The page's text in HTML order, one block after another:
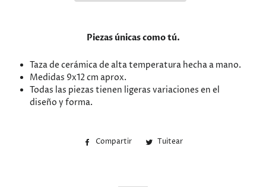
Piezas únicas como tú.
Taza de cerámica de alta temperatura hecha a mano.
Medidas 9x12 cm aprox.
Todas las piezas tienen ligeras variaciones en el
diseño y forma.
Compartir
Compartir
Tuitear